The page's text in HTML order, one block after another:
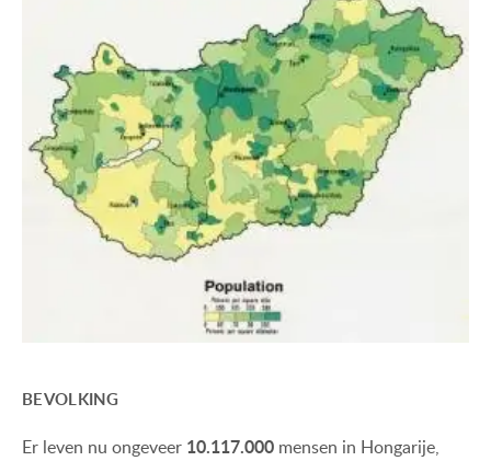
BEVOLKING
Er leven nu ongeveer 10.117.000 mensen in Hongarije,